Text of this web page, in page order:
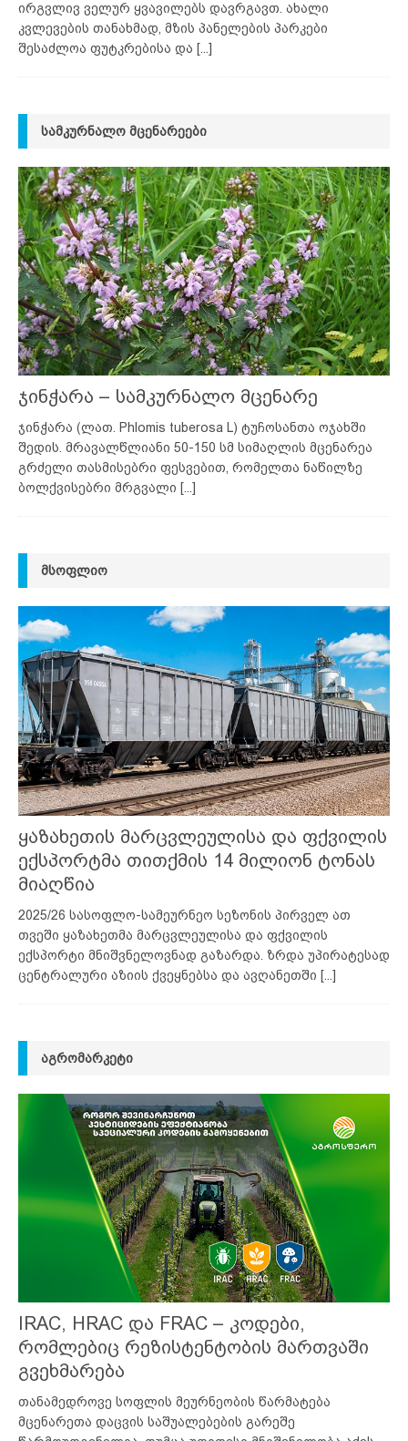
ირგვლივ ველურ ყვავილებს დავრგავთ. ახალი
კვლევების თანახმად, მზის პანელების პარკები
შესაძლოა ფუტკრებისა და [...]
ᲡᲐᲛᲙᲣᲠᲜᲐᲚᲝ ᲛᲪᲔᲜᲐᲠᲔᲔᲑᲘ
ჯინჭარა – სამკურნალო მცენარე
ჯინჭარა (ლათ. Phlomis tuberosa L) ტუჩოსანთა ოჯახში
შედის. მრავალწლიანი 50-150 სმ სიმაღლის მცენარეა
გრძელი თასმისებრი ფესვებით, რომელთა ნაწილზე
ბოლქვისებრი მრგვალი [...]
ᲛᲡᲝᲤᲚᲘᲝ
ყაზახეთის მარცვლეულისა და ფქვილის
ექსპორტმა თითქმის 14 მილიონ ტონას
მიაღწია
2025/26 სასოფლო-სამეურნეო სეზონის პირველ ათ
თვეში ყაზახეთმა მარცვლეულისა და ფქვილის
ექსპორტი მნიშვნელოვნად გაზარდა. ზრდა უპირატესად
ცენტრალური აზიის ქვეყნებსა და ავღანეთში [...]
ᲐᲒᲠᲝᲛᲐᲠᲙᲔᲢᲘ
IRAC, HRAC და FRAC – კოდები,
რომლებიც რეზისტენტობის მართვაში
გვეხმარება
თანამედროვე სოფლის მეურნეობის წარმატება
მცენარეთა დაცვის საშუალებების გარეშე